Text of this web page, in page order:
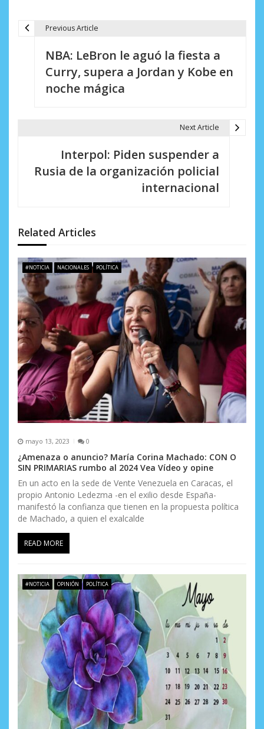
n
d
e
e
n
t
r
a
d
a
s
Previous Article
NBA: LeBron le aguó la fiesta a
Curry, supera a Jordan y Kobe en
noche mágica
Next Article
Interpol: Piden suspender a
Rusia de la organización policial
internacional
Related Articles
#NOTICIA NACIONALES POLÍTICA
mayo 13, 2023 0
¿Amenaza o anuncio? María Corina Machado: CON O
SIN PRIMARIAS rumbo al 2024 Vea Vídeo y opine
En un acto en la sede de Vente Venezuela en Caracas, el
propio Antonio Ledezma -en el exilio desde España-
manifestó la confianza que tienen en la propuesta política
de Machado, a quien el exalcalde
READ MORE
#NOTICIA OPINIÓN POLÍTICA